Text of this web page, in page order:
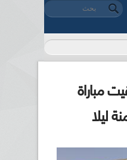
استمارة البحث
‏بحث ‏
مباراة
ليلا